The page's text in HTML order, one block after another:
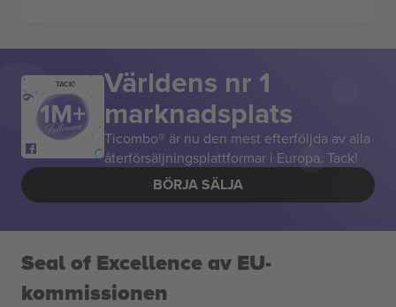
TACK! Världens nr 1
marknadsplats
Ticombo® är nu den mest efterföljda av alla
återförsäljningsplattformar i Europa. Tack!
BÖRJA SÄLJA
Seal of Excellence av EU-
kommissionen